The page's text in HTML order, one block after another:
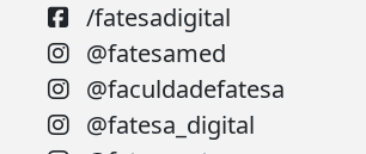
/fatesadigital
@fatesamed
@faculdadefatesa
@fatesa_digital